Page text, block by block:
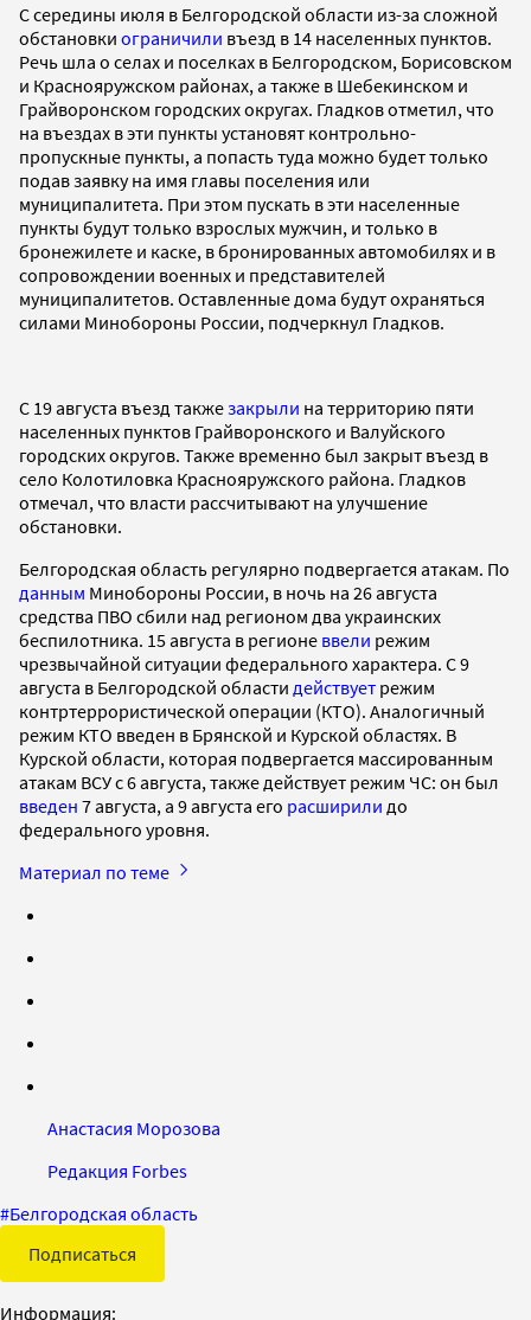
С середины июля в Белгородской области из-за сложной
обстановки ограничили въезд в 14 населенных пунктов.
Речь шла о селах и поселках в Белгородском, Борисовском
и Краснояружском районах, а также в Шебекинском и
Грайворонском городских округах. Гладков отметил, что
на въездах в эти пункты установят контрольно-
пропускные пункты, а попасть туда можно будет только
подав заявку на имя главы поселения или
муниципалитета. При этом пускать в эти населенные
пункты будут только взрослых мужчин, и только в
бронежилете и каске, в бронированных автомобилях и в
сопровождении военных и представителей
муниципалитетов. Оставленные дома будут охраняться
силами Минобороны России, подчеркнул Гладков.
С 19 августа въезд такжезакрыли на территорию пяти
населенных пунктов Грайворонского и Валуйского
городских округов. Также временно был закрыт въезд в
село Колотиловка Краснояружского района. Гладков
отмечал, что власти рассчитывают на улучшение
обстановки.
Белгородская область регулярно подвергается атакам. По
данным Минобороны России, в ночь на 26 августа
средства ПВО сбили над регионом два украинских
беспилотника. 15 августа в регионе ввели режим
чрезвычайной ситуации федерального характера. С 9
августа в Белгородской области действует режим
контртеррористической операции (КТО). Аналогичный
режим КТО введен в Брянской и Курской областях. В
Курской области, которая подвергается массированным
атакам ВСУ с 6 августа, также действует режим ЧС: он был
введен 7 августа, а 9 августа его расширили до
федерального уровня.
Материал по теме
Анастасия Морозова
Редакция Forbes
#Белгородская область
Подписаться
Информация: